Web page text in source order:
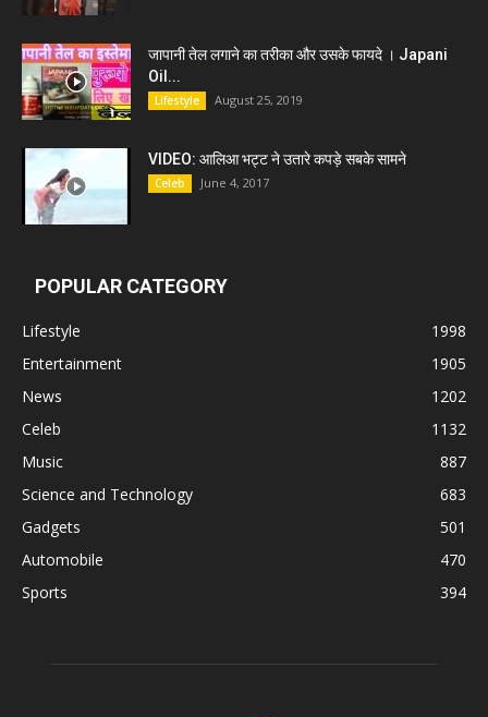
जापानी तेल लगाने का तरीका और उसके फायदे । Japani
Oil...
Lifestyle August 25, 2019
VIDEO: आलिआ भट्ट ने उतारे कपड़े सबके सामने
Celeb June 4, 2017
POPULAR CATEGORY
Lifestyle
1998
Entertainment
1905
News
1202
Celeb
1132
Music
887
Science and Technology
683
Gadgets
501
Automobile
470
Sports
394